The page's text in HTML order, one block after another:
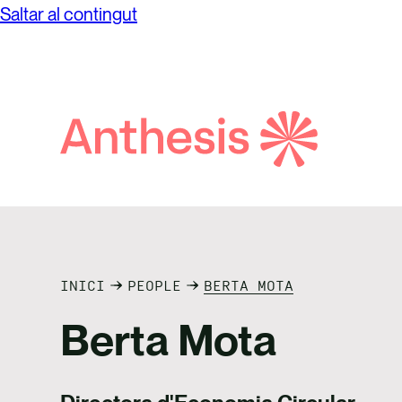
Saltar al contingut
INICI PEOPLE BERTA MOTA
Berta Mota